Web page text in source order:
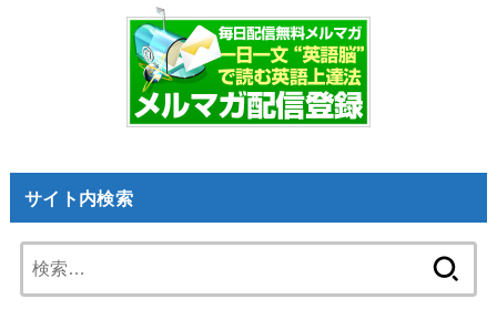
サイト内検索
索: